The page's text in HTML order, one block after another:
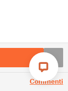
Commenti